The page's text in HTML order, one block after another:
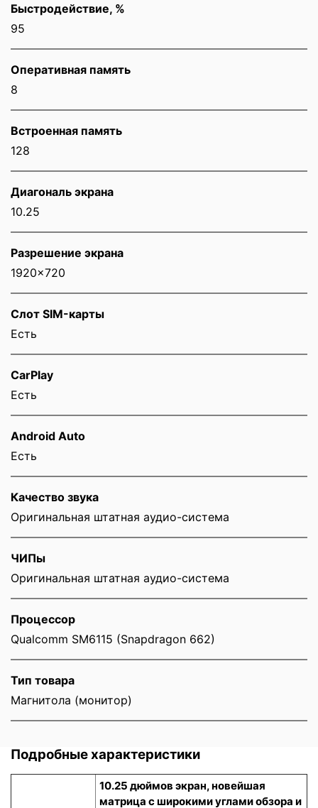
Быстродействие, %
95
Оперативная память
8
Встроенная память
128
Диагональ экрана
10.25
Разрешение экрана
1920x720
Слот SIM-карты
Eсть
CarPlay
Есть
Android Auto
Есть
Качество звука
Оригинальная штатная аудио-система
ЧИПы
Оригинальная штатная аудио-система
Процессор
Qualcomm SM6115 (Snapdragon 662)
Тип товара
Магнитола (монитор)
Подробные характеристики
10.25 дюймов экран, новейшая
матрица с широкими углами обзора и